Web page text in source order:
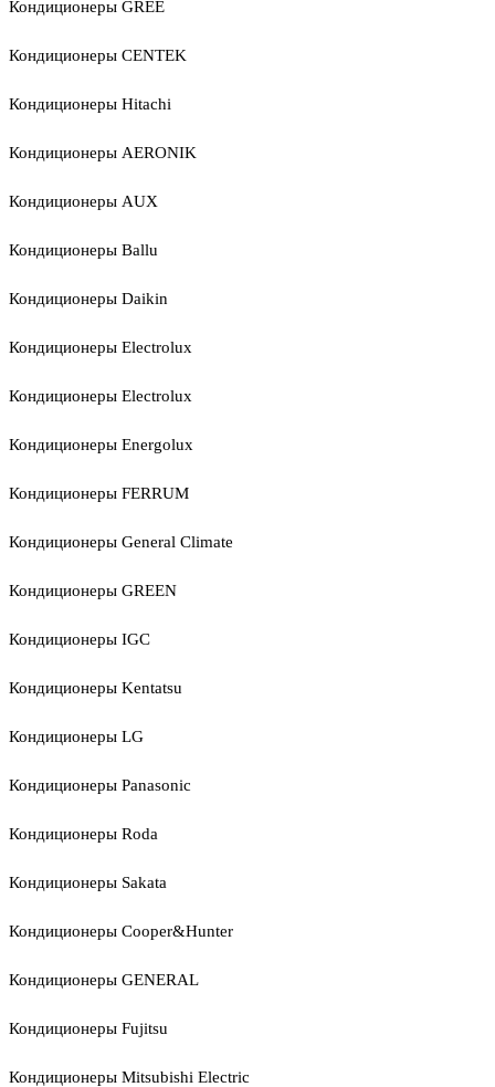
Кондиционеры GREE
Кондиционеры CENTEK
Кондиционеры Hitachi
Кондиционеры AERONIK
Кондиционеры AUX
Кондиционеры Ballu
Кондиционеры Daikin
Кондиционеры Electrolux
Кондиционеры Electrolux
Кондиционеры Energolux
Кондиционеры FERRUM
Кондиционеры General Climate
Кондиционеры GREEN
Кондиционеры IGC
Кондиционеры Kentatsu
Кондиционеры LG
Кондиционеры Panasonic
Кондиционеры Roda
Кондиционеры Sakata
Кондиционеры Cooper&Hunter
Кондиционеры GENERAL
Кондиционеры Fujitsu
Кондиционеры Mitsubishi Electric